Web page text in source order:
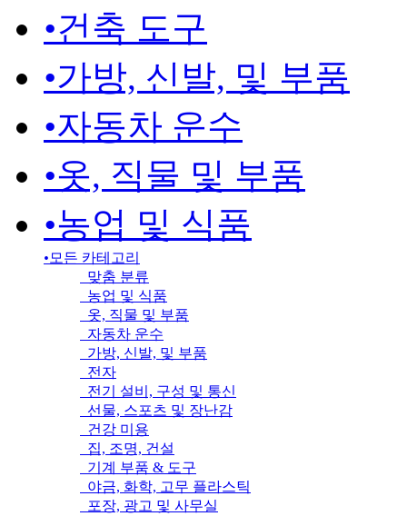
•건축 도구
•가방, 신발, 및 부품
•자동차 운수
•옷, 직물 및 부품
•농업 및 식품
•모든 카테고리
맞춤 분류
농업 및 식품
옷, 직물 및 부품
자동차 운수
가방, 신발, 및 부품
전자
전기 설비, 구성 및 통신
선물, 스포츠 및 장난감
건강 미용
집, 조명, 건설
기계 부품 & 도구
야금, 화학, 고무 플라스틱
포장, 광고 및 사무실